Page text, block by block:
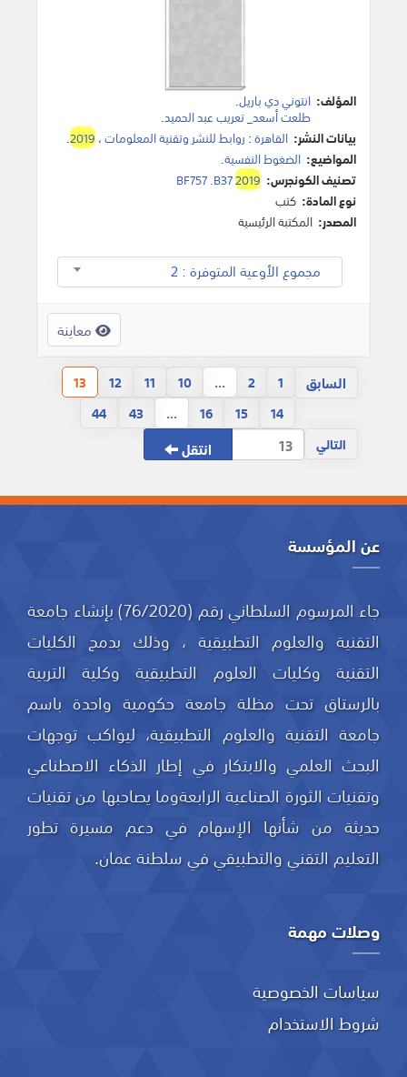
المؤلف: انتوني دي باريل.
طلعت أسعد_ تعريب عبد الحميد.
بيانات النشر: القاهرة: روابط للنشر وتقنية المعلومات،2019
.
المواضيع: الضغوط النفسية.
تصنيف الكونجرس:
BF757 .B372019
نوع المادة: كتب
المصدر: المكتبة الرئيسية
مجموع الأوعية المتوفرة : 2
معاينة
السابق 1
2
...
10
11
12
13
14
15
16
...
43
44
التالي
انتقل
عن المؤسسة
جاء المرسوم السلطاني رقم (76/2020) بإنشاء جامعة
التقنية والعلوم التطبيقية ، وذلك بدمج الكليات
التقنية وكليات العلوم التطبيقية وكلية التربية
بالرستاق تحت مظلة جامعة حكومية واحدة باسم
جامعة التقنية والعلوم التطبيقية، ليواكب توجهات
البحث العلمي والابتكار في إطار الذكاء الاصطناعي
وتقنيات الثورة الصناعية الرابعةوما يصاحبها من تقنيات
حديثة من شأنها الإسهام في دعم مسيرة تطور
التعليم التقني والتطبيقي في سلطنة عمان.
وصلات مهمة
سياسات الخصوصية
شروط الاستخدام